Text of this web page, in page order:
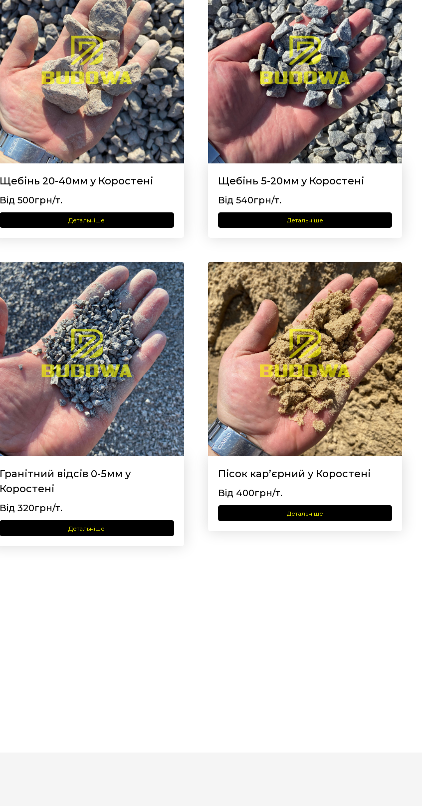
Щебінь 20-40мм у Коростені
Від 500грн/т.
Детальніше
Щебінь 5-20мм у Коростені
Від 540грн/т.
Детальніше
Гранітний відсів 0-5мм у
Коростені
Від 320грн/т.
Детальніше
Пісок кар’єрний у Коростені
Від 400грн/т.
Детальніше